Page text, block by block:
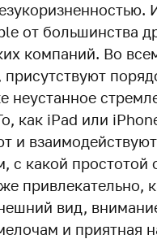
от большинства
компаний. Во
присутствуют
неустанное
как iPad или
и
с какой простотой
привлекательно,
вид,
и приятная